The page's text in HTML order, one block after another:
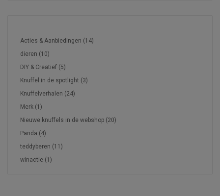
Acties & Aanbiedingen (14)
dieren (10)
DIY & Creatief (5)
Knuffel in de spotlight (3)
Knuffelverhalen (24)
Merk (1)
Nieuwe knuffels in de webshop (20)
Panda (4)
teddyberen (11)
winactie (1)